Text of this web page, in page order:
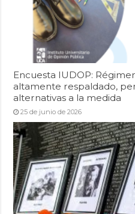
Encuesta IUDOP:
altamente respaldado,
alternativas a la medida
25 de junio de 2026